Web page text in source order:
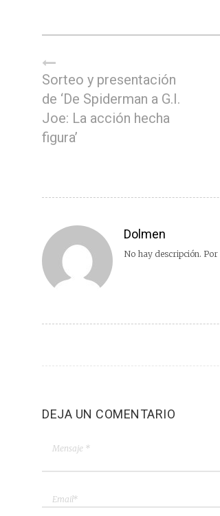
Sorteo y presentación
de ‘De Spiderman a G.I.
Joe: La acción hecha
figura’
Dolmen
No hay descripción.
DEJA UN COMENTARIO